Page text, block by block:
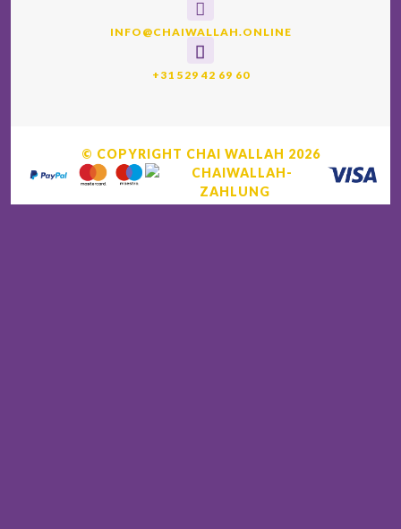
INFO@CHAIWALLAH.ONLINE
+31 529 42 69 60
© COPYRIGHT CHAI WALLAH 2026